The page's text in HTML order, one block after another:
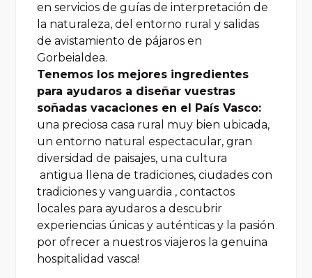
en servicios de guías de interpretación de
la naturaleza, del entorno rural y salidas
de avistamiento de pájaros en
Gorbeialdea.
Tenemos los mejores ingredientes
para ayudaros a diseñar vuestras
soñadas vacaciones en el País Vasco:
una preciosa casa rural muy bien ubicada,
un entorno natural espectacular, gran
diversidad de paisajes, una cultura
antigua llena de tradiciones, ciudades con
tradiciones y vanguardia , contactos
locales para ayudaros a descubrir
experiencias únicas y auténticas y la pasión
por ofrecer a nuestros viajeros la genuina
hospitalidad vasca!